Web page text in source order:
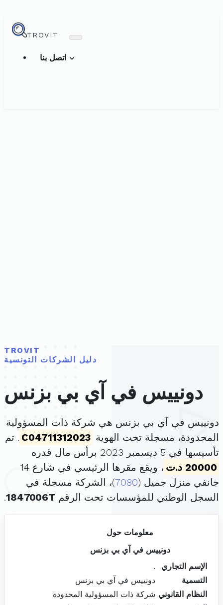
TROVIT
TROVIT
دليل الشركات التونسية
دونييس في آي بي بزنس
دونييس في آي بي بزنس هي شركة ذات المسؤولية
المحدودة، مسجلة تحت الهوية C04711312023 . تم
تأسيسها في 5 ديسمبر 2023 برأس مال قدره
20000 د.ت
، ويقع مقرها الرئيسي في شارع 14
جانفي منزل جميل (7080)، الشركة مسجلة في
السجل الوطني للمؤسسات تحت الرقم 1847006T
.
معلومات حول
دونييس في آي بي بزنس
الإسم التجاري
.
التسمية
دونييس في آي بي بزنس
النظام القانوني شركة ذات المسؤولية المحدودة